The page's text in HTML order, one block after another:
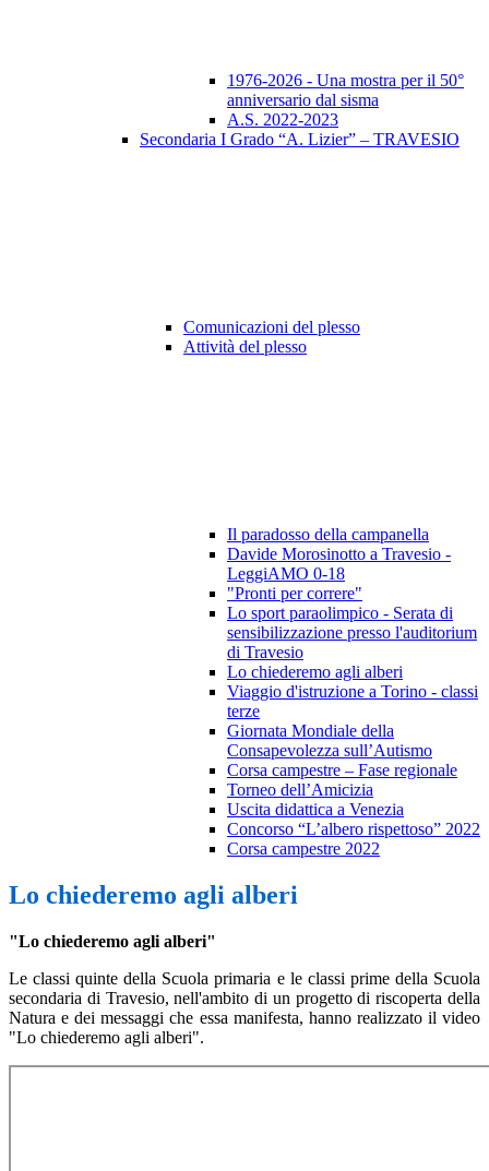
1976-2026 - Una mostra per il 50°
anniversario dal sisma
A.S. 2022-2023
Secondaria I Grado “A. Lizier” – TRAVESIO
Comunicazioni del plesso
Attività del plesso
Il paradosso della campanella
Davide Morosinotto a Travesio -
LeggiAMO 0-18
"Pronti per correre"
Lo sport paraolimpico - Serata di
sensibilizzazione presso l'auditorium
di Travesio
Lo chiederemo agli alberi
Viaggio d'istruzione a Torino - classi
terze
Giornata Mondiale della
Consapevolezza sull’Autismo
Corsa campestre – Fase regionale
Torneo dell’Amicizia
Uscita didattica a Venezia
Concorso “L’albero rispettoso” 2022
Corsa campestre 2022
Lo chiederemo agli alberi
"Lo chiederemo agli alberi"
Le classi quinte della Scuola primaria e le classi prime della Scuola
secondaria di Travesio, nell'ambito di un progetto di riscoperta della
Natura e dei messaggi che essa manifesta, hanno realizzato il video
"Lo chiederemo agli alberi".